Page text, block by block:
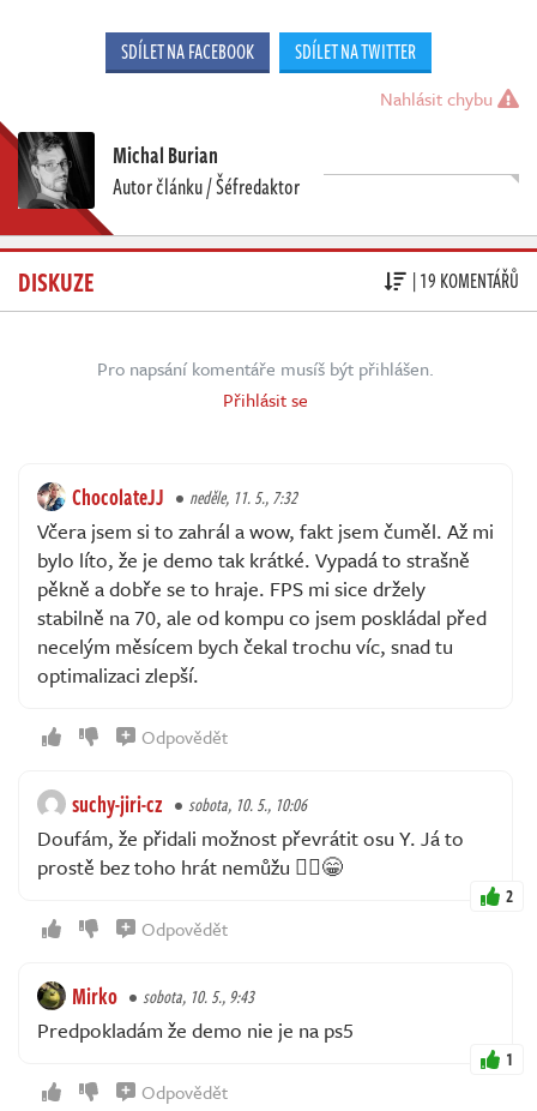
SDÍLET NA FACEBOOK SDÍLET NA TWITTER
Nahlásit chybu
Michal Burian
Autor článku / Šéfredaktor
DISKUZE | 19 KOMENTÁŘŮ
Pro napsání komentáře musíš být přihlášen.
Přihlásit se
ChocolateJJ neděle, 11. 5., 7:32
Včera jsem si to zahrál a wow, fakt jsem čuměl. Až mi
bylo líto, že je demo tak krátké. Vypadá to strašně
pěkně a dobře se to hraje. FPS mi sice držely
stabilně na 70, ale od kompu co jsem poskládal před
necelým měsícem bych čekal trochu víc, snad tu
optimalizaci zlepší.
Odpovědět
suchy-jiri-cz sobota, 10. 5., 10:06
Doufám, že přidali možnost převrátit osu Y. Já to
prostě bez toho hrát nemůžu 🤷‍♂️😁
2
Odpovědět
Mirko sobota, 10. 5., 9:43
Predpokladám že demo nie je na ps5
1
Odpovědět